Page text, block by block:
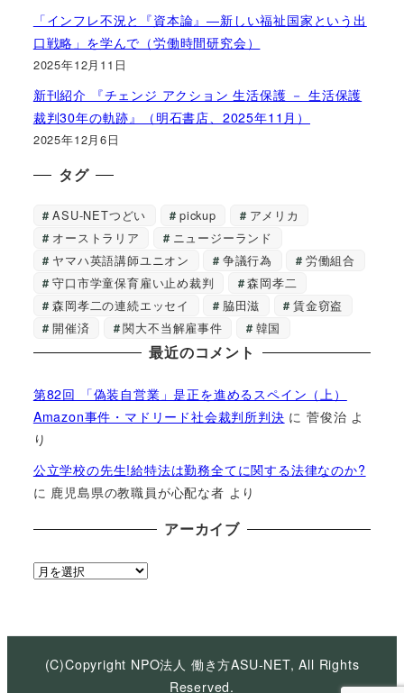
「インフレ不況と『資本論』―新しい福祉国家という出
口戦略」を学んで（労働時間研究会）
2025年12月11日
新刊紹介 『チェンジ アクション 生活保護 － 生活保護
裁判30年の軌跡』（明石書店、2025年11月）
2025年12月6日
タグ
ASU-NETつどい pickup
アメリカ
オーストラリア
ニュージーランド
ヤマハ英語講師ユニオン
争議行為
労働組合
守口市学童保育雇い止め裁判
森岡孝二
森岡孝二の連続エッセイ
脇田滋
賃金窃盗
開催済
関大不当解雇事件 韓国
最近のコメント
第82回 「偽装自営業」是正を進めるスペイン（上）
Amazon事件・マドリード社会裁判所判決 に菅俊治 よ
り
公立学校の先生!給特法は勤務全てに関する法律なのか?
に 鹿児島県の教職員が心配な者 より
アーカイブ
ア
イ
(C)Copyright NPO法人 働き方ASU-NET, All Rights
Reserved.